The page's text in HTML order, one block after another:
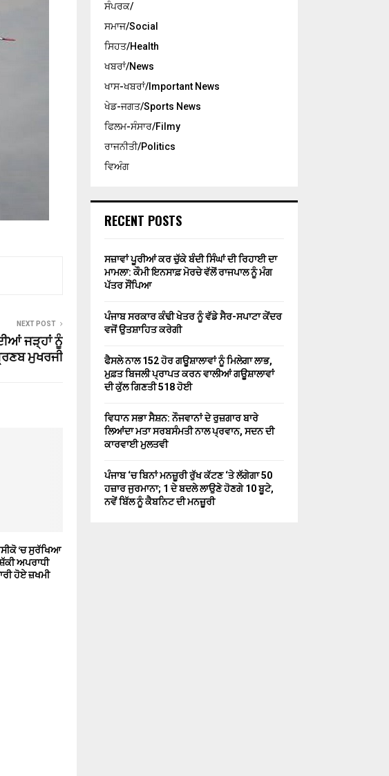
NEXT POST
ਜੜ੍ਹਾਂ ਨੂੰ
ਮੁਖਰਜੀ
‘ਚ ਸੁਰੱਖਿਆ
ਅਪਰਾਧੀ
ਹੋਏ ਜ਼ਖਮੀ
ਸੰਪਰਕ/
ਸਮਾਜ/Social
ਸਿਹਤ/Health
ਖਬਰਾਂ/News
ਖਾਸ-ਖਬਰਾਂ/Important News
ਖੇਡ-ਜਗਤ/Sports News
ਫਿਲਮ-ਸੰਸਾਰ/Filmy
ਰਾਜਨੀਤੀ/Politics
ਵਿਅੰਗ
RECENT POSTS
ਸਜ਼ਾਵਾਂ ਪੂਰੀਆਂ ਕਰ ਚੁੱਕੇ ਬੰਦੀ ਸਿੰਘਾਂ ਦੀ ਰਿਹਾਈ ਦਾ
ਮਾਮਲਾ: ਕੌਮੀ ਇਨਸਾਫ਼ ਮੋਰਚੇ ਵੱਲੋਂ ਰਾਜਪਾਲ ਨੂੰ ਮੰਗ
ਪੱਤਰ ਸੌਂਪਿਆ
ਪੰਜਾਬ ਸਰਕਾਰ ਕੰਢੀ ਖੇਤਰ ਨੂੰ ਵੱਡੇ ਸੈਰ-ਸਪਾਟਾ ਕੇਂਦਰ
ਵਜੋਂ ਉਤਸ਼ਾਹਿਤ ਕਰੇਗੀ
ਫੈਸਲੇ ਨਾਲ 152 ਹੋਰ ਗਊਸ਼ਾਲਾਵਾਂ ਨੂੰ ਮਿਲੇਗਾ ਲਾਭ,
ਮੁਫ਼ਤ ਬਿਜਲੀ ਪ੍ਰਾਪਤ ਕਰਨ ਵਾਲੀਆਂ ਗਊਸ਼ਾਲਾਵਾਂ
ਦੀ ਕੁੱਲ ਗਿਣਤੀ 518 ਹੋਈ
ਵਿਧਾਨ ਸਭਾ ਸੈਸ਼ਨ: ਨੌਜਵਾਨਾਂ ਦੇ ਰੁਜ਼ਗਾਰ ਬਾਰੇ
ਲਿਆਂਦਾ ਮਤਾ ਸਰਬਸੰਮਤੀ ਨਾਲ ਪ੍ਰਵਾਨ, ਸਦਨ ਦੀ
ਕਾਰਵਾਈ ਮੁਲਤਵੀ
ਪੰਜਾਬ ‘ਚ ਬਿਨਾਂ ਮਨਜ਼ੂਰੀ ਰੁੱਖ ਕੱਟਣ ‘ਤੇ ਲੱਗੇਗਾ 50
ਹਜ਼ਾਰ ਜੁਰਮਾਨਾ; 1 ਦੇ ਬਦਲੇ ਲਾਉਣੇ ਹੋਣਗੇ 10 ਬੂਟੇ,
ਨਵੇਂ ਬਿੱਲ ਨੂੰ ਕੈਬਨਿਟ ਦੀ ਮਨਜ਼ੂਰੀ